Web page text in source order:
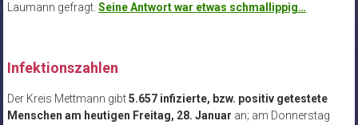
Laumann gefragt. Seine Antwort war etwas schmallippig…
Infektionszahlen
Der Kreis Mettmann gibt5.657 infizierte, bzw. positiv getestete
Menschen am heutigen Freitag, 28. Januar an; am Donnerstag